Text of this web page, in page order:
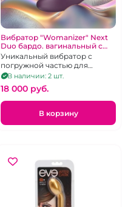
Вибратор "Womanizer" Next
Duo бардо. вагинальный с
клитор сосущим эффектом.
Не оригинальная упаковка
Уникальный вибратор с
погружной частью для
стимуляции зоны Джи и
вакуумно-волновой
клиторальной стимуляцией
В наличии: 2 шт.
18 000 pуб.
В корзину